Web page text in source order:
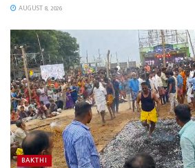
AUGUST 8, 2026
BAKTHI